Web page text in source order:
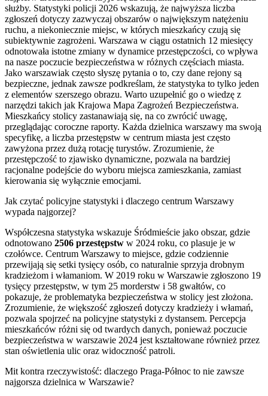
służby. Statystyki policji 2026 wskazują, że najwyższa liczba
zgłoszeń dotyczy zazwyczaj obszarów o największym natężeniu
ruchu, a niekoniecznie miejsc, w których mieszkańcy czują się
subiektywnie zagrożeni. Warszawa w ciągu ostatnich 12 miesięcy
odnotowała istotne zmiany w dynamice przestępczości, co wpływa
na nasze poczucie bezpieczeństwa w różnych częściach miasta.
Jako warszawiak często słyszę pytania o to, czy dane rejony są
bezpieczne, jednak zawsze podkreślam, że statystyka to tylko jeden
z elementów szerszego obrazu. Warto uzupełnić go o wiedzę z
narzędzi takich jak Krajowa Mapa Zagrożeń Bezpieczeństwa.
Mieszkańcy stolicy zastanawiają się, na co zwrócić uwagę,
przeglądając coroczne raporty. Każda dzielnica warszawy ma swoją
specyfikę, a liczba przestępstw w centrum miasta jest często
zawyżona przez dużą rotację turystów. Zrozumienie, że
przestępczość to zjawisko dynamiczne, pozwala na bardziej
racjonalne podejście do wyboru miejsca zamieszkania, zamiast
kierowania się wyłącznie emocjami.
Jak czytać policyjne statystyki i dlaczego centrum Warszawy
wypada najgorzej?
Współczesna statystyka wskazuje Śródmieście jako obszar, gdzie
odnotowano 2506 przestępstw w 2024 roku, co plasuje je w
czołówce. Centrum Warszawy to miejsce, gdzie codziennie
przewijają się setki tysięcy osób, co naturalnie sprzyja drobnym
kradzieżom i włamaniom. W 2019 roku w Warszawie zgłoszono 19
tysięcy przestępstw, w tym 25 morderstw i 58 gwałtów, co
pokazuje, że problematyka bezpieczeństwa w stolicy jest złożona.
Zrozumienie, że większość zgłoszeń dotyczy kradzieży i włamań,
pozwala spojrzeć na policyjne statystyki z dystansem. Percepcja
mieszkańców różni się od twardych danych, ponieważ poczucie
bezpieczeństwa w warszawie 2024 jest kształtowane również przez
stan oświetlenia ulic oraz widoczność patroli.
Mit kontra rzeczywistość: dlaczego Praga-Północ to nie zawsze
najgorsza dzielnica w Warszawie?